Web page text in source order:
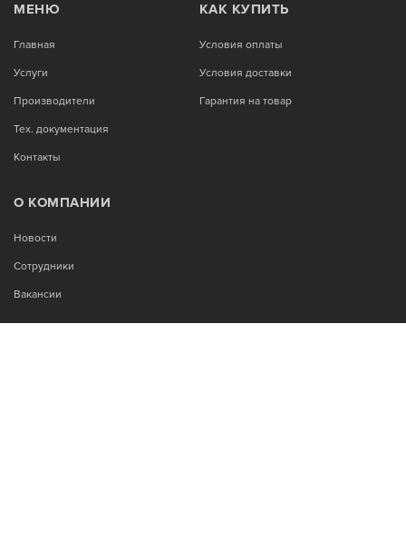
МЕНЮ
Главная
Услуги
Производители
Тех. документация
Контакты
КАК КУПИТЬ
Условия оплаты
Условия доставки
Гарантия на товар
О КОМПАНИИ
Новости
Сотрудники
Вакансии